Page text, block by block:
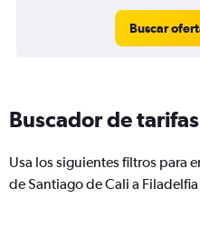
Buscar
Buscador de
Usa los siguientes filtros para
de Santiago de Cali a